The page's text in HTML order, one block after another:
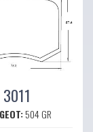
3011
504 GR